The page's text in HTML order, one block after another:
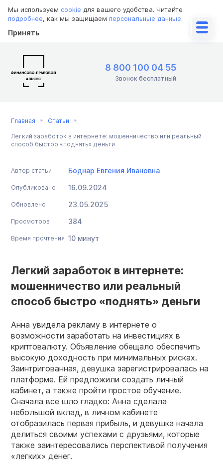
Мы используем cookie для вашего удобства. Читайте
подробнее, как мы защищаем персональные данные.
Принять
8 800 100 04 55
Звонок бесплатный
Главная Статьи
Легкий заработок в интернете: мошенничество или реальный
способ быстро «поднять» деньги
Автор статьи Боднар Евгения Ивановна
Опубликовано 16.09.2024
Обновлено 23.05.2025
Просмотров 384
Время прочтения 10 минут
Легкий заработок в интернете:
мошенничество или реальный
способ быстро «поднять» деньги
Анна увидела рекламу в интернете о
возможности заработать на инвестициях в
криптовалюту. Объявление обещало обеспечить
высокую доходность при минимальных рисках.
Заинтригованная, девушка зарегистрировалась на
платформе. Ей предложили создать личный
кабинет, а также пройти простое обучение.
Сначала все шло гладко: Анна сделала
небольшой вклад, в личном кабинете
отобразилась первая прибыль, и девушка начала
делиться своими успехами с друзьями, которые
также заинтересовались перспективой получения
«легких» денег.